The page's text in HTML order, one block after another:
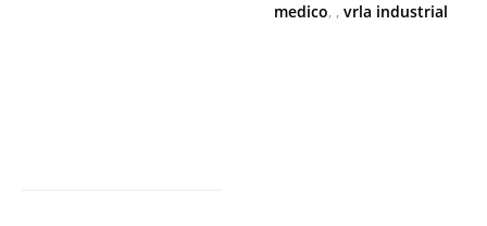
medico , vrla industrial